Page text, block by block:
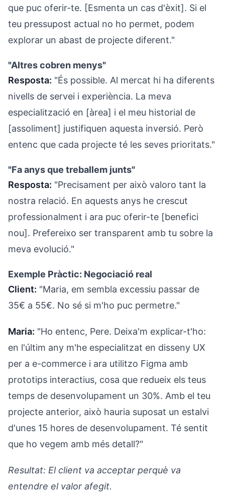
que puc oferir-te. [Esmenta un cas d'èxit]. Si el
teu pressupost actual no ho permet, podem
explorar un abast de projecte diferent."
"Altres cobren menys"
Resposta: "És possible. Al mercat hi ha diferents
nivells de servei i experiència. La meva
especialització en [àrea] i el meu historial de
[assoliment] justifiquen aquesta inversió. Però
entenc que cada projecte té les seves prioritats."
"Fa anys que treballem junts"
Resposta: "Precisament per això valoro tant la
nostra relació. En aquests anys he crescut
professionalment i ara puc oferir-te [benefici
nou]. Prefereixo ser transparent amb tu sobre la
meva evolució."
Exemple Pràctic: Negociació real
Client: "Maria, em sembla excessiu passar de
35€ a 55€. No sé si m'ho puc permetre."
Maria: "Ho entenc, Pere. Deixa'm explicar-t'ho:
en l'últim any m'he especialitzat en disseny UX
per a e-commerce i ara utilitzo Figma amb
prototips interactius, cosa que redueix els teus
temps de desenvolupament un 30%. Amb el teu
projecte anterior, això hauria suposat un estalvi
d'unes 15 hores de desenvolupament. Té sentit
que ho vegem amb més detall?"
Resultat: El client va acceptar perquè va
entendre el valor afegit.